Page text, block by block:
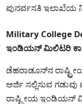
ಪುನರ್ವಸತಿ ಇಲಾಖೆಯ
Military College
ಇಂಡಿಯನ್ ಮಿಲಿಟರಿ
ಡೆಹರಾಡೂನ್‌ನ
ಅರ್ಜಿ ಸಲ್ಲಿಸುವ
ರಾಷ್ಟ್ರೀಯ ಇಂಡಿಯನ್